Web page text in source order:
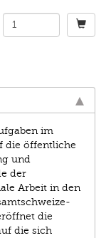
im
die öffentliche
und
der
Arbeit in den
die
die sich